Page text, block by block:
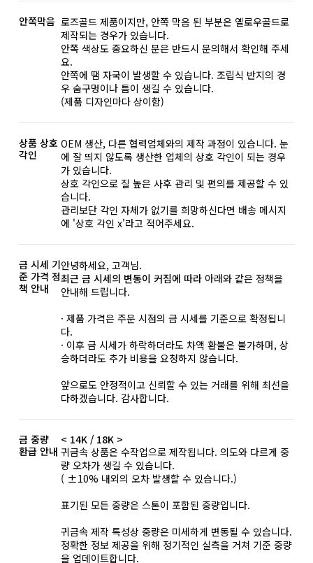
안쪽막음 로즈골드 제품이지만, 안쪽 막음 된 부분은 옐로우골드로
제작되는 경우가 있습니다.
안쪽 색상도 중요하신 분은 반드시 문의해서 확인해 주세
요.
안쪽에 땜 자국이 발생할 수 있습니다. 조립식 반지의 경
우 숨구멍이나 틈이 생길 수 있습니다.
(제품 디자인마다 상이함)
상품 상호
각인
OEM 생산, 다른 협력업체와의 제작 과정이 있습니다. 눈
에 잘 띄지 않도록 생산한 업체의 상호 각인이 되는 경우
가 있습니다.
상호 각인으로 질 높은 사후 관리 및 편의를 제공할 수 있
습니다.
관리보단 각인 자체가 없기를 희망하신다면 배송 메시지
에 '상호 각인 x'라고 적어주세요.
금 시세 기
준 가격 정
책 안내
안녕하세요, 고객님.
최근 금 시세의 변동이 커짐에 따라아래와 같은 정책을
안내해 드립니다.
· 제품 가격은 주문 시점의 금 시세를 기준으로 확정됩니
다.
· 이후 금 시세가 하락하더라도 차액 환불은 불가하며, 상
승하더라도 추가 비용을 요청하지 않습니다.
앞으로도 안정적이고 신뢰할 수 있는 거래를 위해 최선을
다하겠습니다. 감사합니다.
금 중량
환급 안내
< 14K / 18K >
귀금속 상품은 수작업으로 제작됩니다. 의도와 다르게 중
량 오차가 생길 수 있습니다.
( ±10% 내외의 오차 발생할 수 있습니다.)
표기된 모든 중량은 스톤이 포함된 중량입니다.
귀금속 제작 특성상 중량은 미세하게 변동될 수 있습니다.
정확한 정보 제공을 위해 정기적인 실측을 거쳐 기준 중량
을 업데이트합니다.